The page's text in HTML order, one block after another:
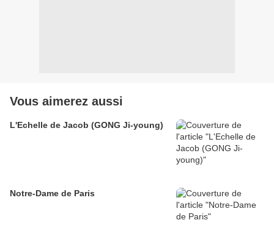
Vous aimerez aussi
L'Echelle de Jacob (GONG Ji-young)
Notre-Dame de Paris